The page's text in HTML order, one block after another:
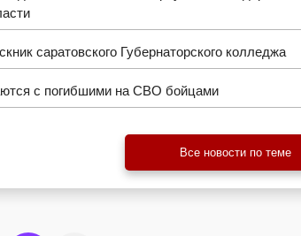
саратовского Губернаторского колледжа
с погибшими на СВО бойцами
Все новости по теме